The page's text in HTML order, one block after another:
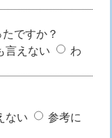
ですか？
言えない
わ
ない
参考に